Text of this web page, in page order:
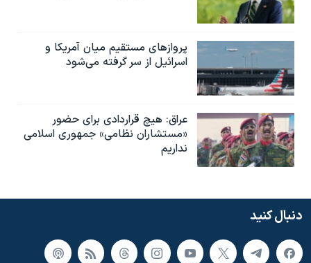
پروازهای مستقیم میان آمریکا و
اسرائیل از سر گرفته می‌شود
عراق: هیچ قراردادی برای حضور
«مستشاران نظامی» جمهوری اسلامی
نداریم
دنبال کنید